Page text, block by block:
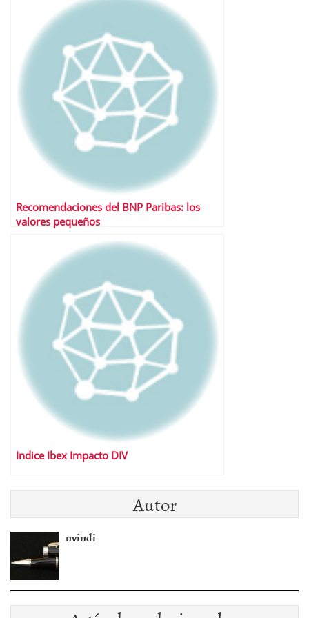
Recomendaciones del BNP Paribas: los
valores pequeños
Indice Ibex Impacto DIV
Autor
nvindi